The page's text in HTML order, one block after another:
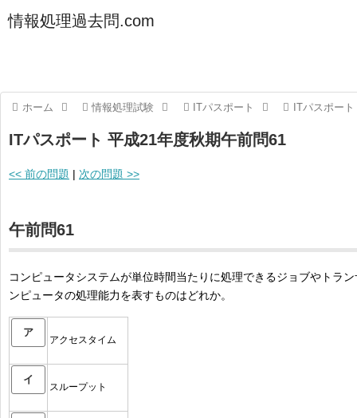
情報処理過去問.com
ホーム 情報処理試験 ITパスポート ITパスポー
ITパスポート 平成21年度秋期午前問61
<< 前の問題 | 次の問題 >>
午前問61
コンピュータシステムが単位時間当たりに処理できるジョブやトラ
ンピュータの処理能力を表すものはどれか。
ア
アクセスタイム
イ
スループット